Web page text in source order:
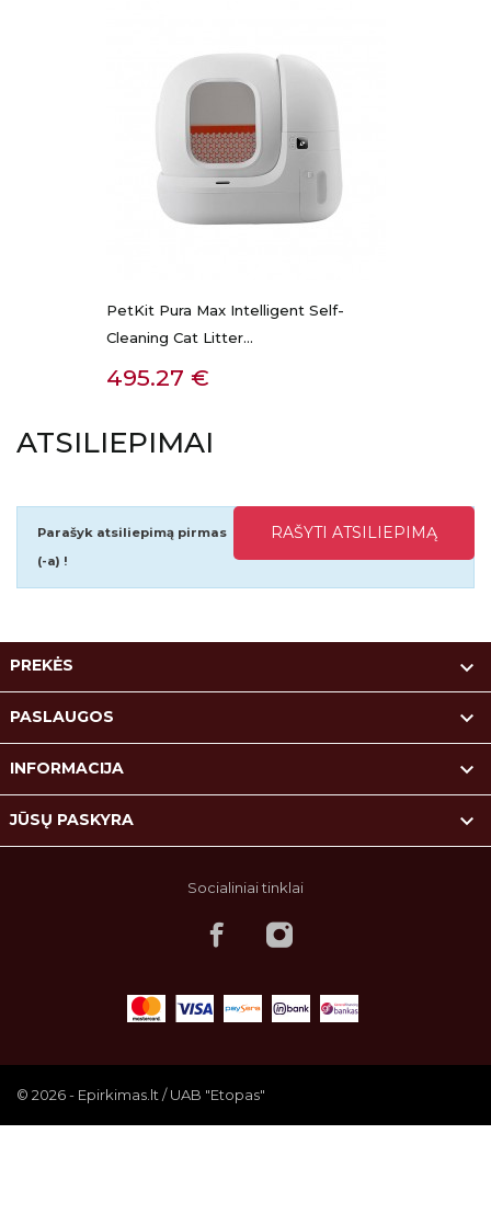
PetKit Pura Max Intelligent Self-
Cleaning Cat Litter...
Kaina
495.27 €
ATSILIEPIMAI
RAŠYTI ATSILIEPIMĄ
Parašyk atsiliepimą pirmas
(-a) !
PREKĖS 
PASLAUGOS 
INFORMACIJA 
JŪSŲ PASKYRA 
Socialiniai tinklai
© 2026 - Epirkimas.lt / UAB "Etopas"